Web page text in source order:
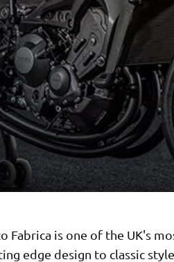
Fabrica is one of the UK's
edge design to classic